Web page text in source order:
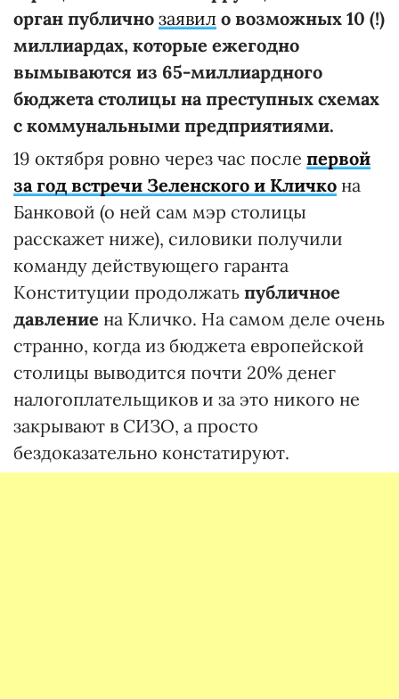
орган публично заявил о возможных 10 (!)
миллиардах, которые ежегодно
вымываются из 65-миллиардного
бюджета столицы на преступных схемах
с коммунальными предприятиями.
19 октября ровно через час после первой
за год встречи Зеленского и Кличко на
Банковой (о ней сам мэр столицы
расскажет ниже), силовики получили
команду действующего гаранта
Конституции продолжать публичное
давление на Кличко. На самом деле очень
странно, когда из бюджета европейской
столицы выводится почти 20% денег
налогоплательщиков и за это никого не
закрывают в СИЗО, а просто
бездоказательно констатируют.